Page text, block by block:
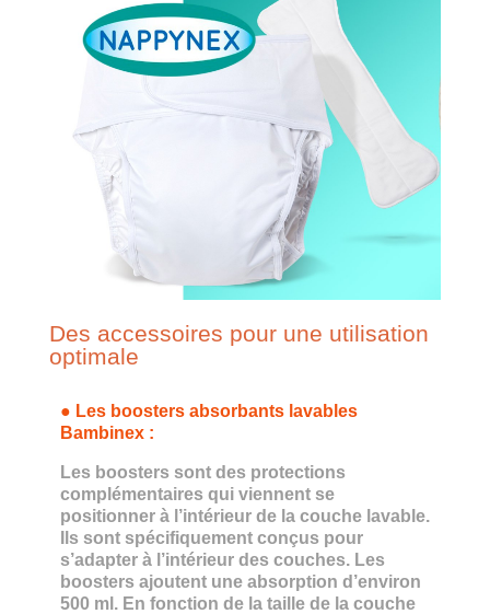
Des accessoires pour une utilisation
optimale
● Les boosters absorbants lavables
Bambinex :
Les boosters sont des protections
complémentaires qui viennent se
positionner à l’intérieur de la couche lavable.
Ils sont spécifiquement conçus pour
s’adapter à l’intérieur des couches. Les
boosters ajoutent une absorption d’environ
500 ml. En fonction de la taille de la couche